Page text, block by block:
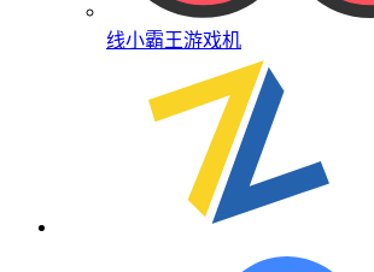
线小霸王游戏机